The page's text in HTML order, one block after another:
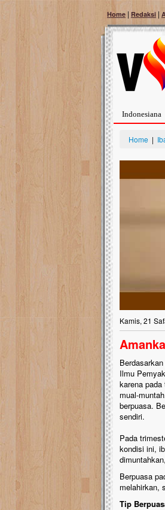
Home | Redaksi |
Indonesiana
Home |
Kamis, 21
Ilmu
karena
mual-
berpuasa.
sendiri.
Pada
kondisi ini,
Berpuasa
melahirkan,
Tip